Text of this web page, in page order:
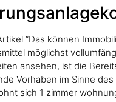
“Das können
möglichst
ansehen, ist die
Vorhaben im Sinne
sich 1 zimmer